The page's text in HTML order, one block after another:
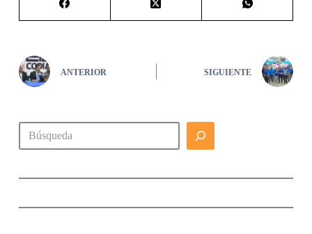
ANTERIOR SIGUIENTE
Buscar